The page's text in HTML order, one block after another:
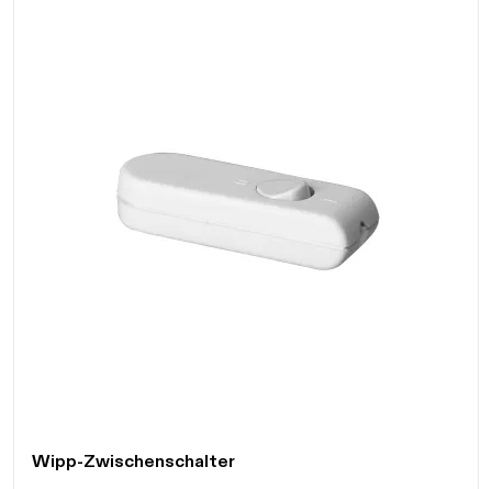
Wipp-Zwischenschalter
Daten werden geladen. Bitte warten...